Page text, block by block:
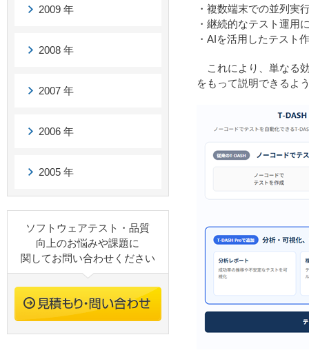
・複数端末での並列実
・継続的なテスト運用
・AIを活用したテス
これにより、単なる
をもって説明できるよ
2009 年
2008 年
2007 年
2006 年
2005 年
ソフトウェアテスト・品質
向上のお悩みや課題に
関してお問い合わせください